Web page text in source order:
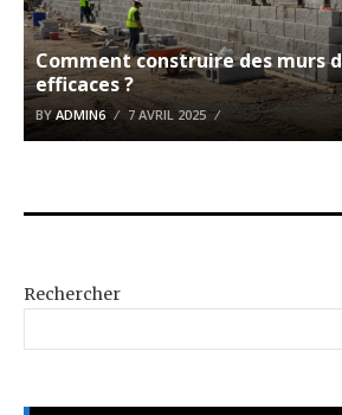
Comment construire des murs
efficaces ?
BYADMIN6 7 AVRIL 2025
Rechercher